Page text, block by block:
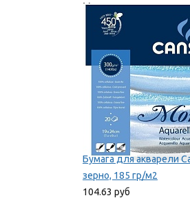
Мы рекомендуем
Бумага для акварели
зерно, 185 гр/м2
104.63 руб